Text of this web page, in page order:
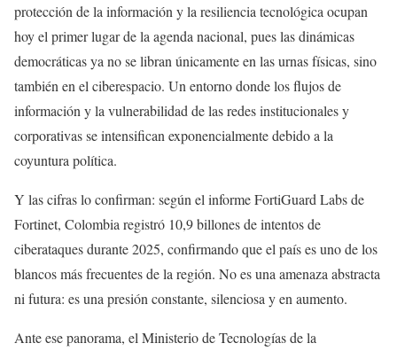
protección de la información y la resiliencia tecnológica ocupan
hoy el primer lugar de la agenda nacional, pues las dinámicas
democráticas ya no se libran únicamente en las urnas físicas, sino
también en el ciberespacio. Un entorno donde los flujos de
información y la vulnerabilidad de las redes institucionales y
corporativas se intensifican exponencialmente debido a la
coyuntura política.
Y las cifras lo confirman: según el informe FortiGuard Labs de
Fortinet, Colombia registró 10,9 billones de intentos de
ciberataques durante 2025, confirmando que el país es uno de los
blancos más frecuentes de la región. No es una amenaza abstracta
ni futura: es una presión constante, silenciosa y en aumento.
Ante ese panorama, el Ministerio de Tecnologías de la